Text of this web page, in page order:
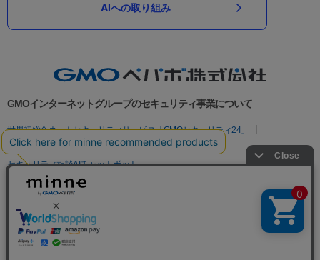
AIへの取り組み
GMOインターネットグループのセキュリティ事業について
世界初総合ネットセキュリティサービス「GMOセキュリティ24」
パスワード漏洩診断
Webサイトリスク診断
セキュリティ相談AIチャットボット
実在証明・盗聴対策
サイバー攻撃対策（GMO Flatt Security）
セキュリティ事業の軌跡